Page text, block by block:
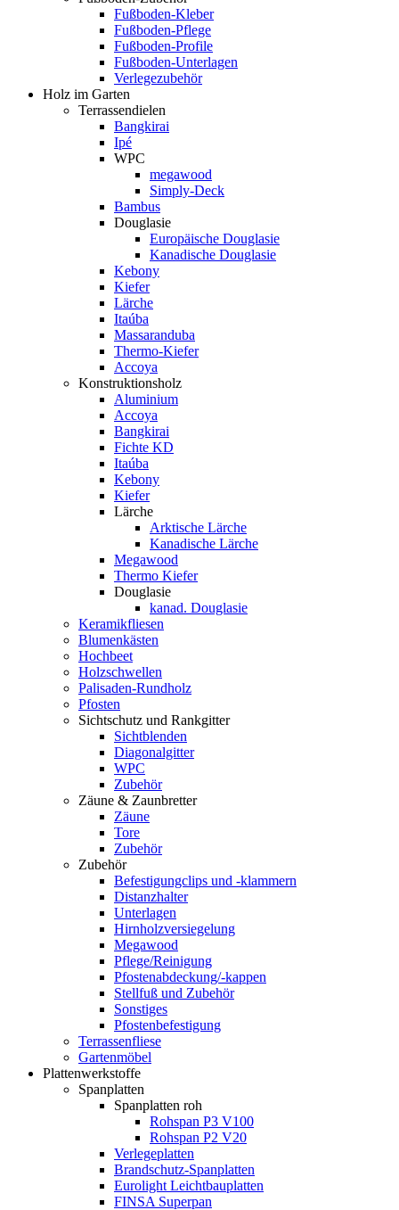
Fußboden-Kleber
Fußboden-Pflege
Fußboden-Profile
Fußboden-Unterlagen
Verlegezubehör
Holz im Garten
Terrassendielen
Bangkirai
Ipé
WPC
megawood
Simply-Deck
Bambus
Douglasie
Europäische Douglasie
Kanadische Douglasie
Kebony
Kiefer
Lärche
Itaúba
Massaranduba
Thermo-Kiefer
Accoya
Konstruktionsholz
Aluminium
Accoya
Bangkirai
Fichte KD
Itaúba
Kebony
Kiefer
Lärche
Arktische Lärche
Kanadische Lärche
Megawood
Thermo Kiefer
Douglasie
kanad. Douglasie
Keramikfliesen
Blumenkästen
Hochbeet
Holzschwellen
Palisaden-Rundholz
Pfosten
Sichtschutz und Rankgitter
Sichtblenden
Diagonalgitter
WPC
Zubehör
Zäune & Zaunbretter
Zäune
Tore
Zubehör
Zubehör
Befestigungclips und -klammern
Distanzhalter
Unterlagen
Hirnholzversiegelung
Megawood
Pflege/Reinigung
Pfostenabdeckung/-kappen
Stellfuß und Zubehör
Sonstiges
Pfostenbefestigung
Terrassenfliese
Gartenmöbel
Plattenwerkstoffe
Spanplatten
Spanplatten roh
Rohspan P3 V100
Rohspan P2 V20
Verlegeplatten
Brandschutz-Spanplatten
Eurolight Leichtbauplatten
FINSA Superpan